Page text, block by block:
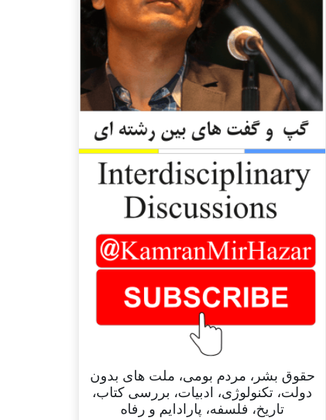
حقوق بشر، مردم بومی، ملت های بدون
دولت، تکنولوژی، ادبیات، بررسی کتاب،
تاریخ، فلسفه، پارادایم و رفاه